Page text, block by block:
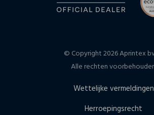
© Copyright 2026 Aprintex
Alle rechten
Wettelijke vermeldingen
Herroepingsrecht